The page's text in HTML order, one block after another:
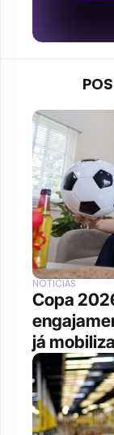
NOTÍCIAS
Copa
já